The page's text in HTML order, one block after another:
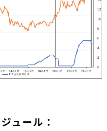
ュール：